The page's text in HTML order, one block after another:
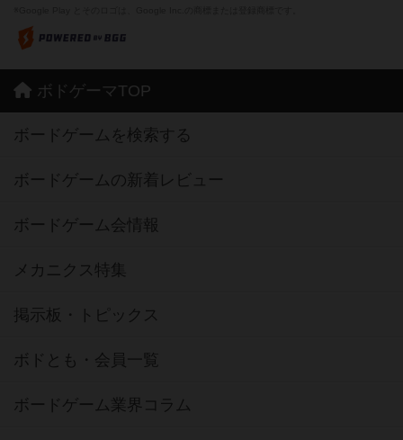
ボドゲーマTOP
ボードゲームを検索する
ボードゲームの新着レビュー
ボードゲーム会情報
メカニクス特集
掲示板・トピックス
ボドとも・会員一覧
ボードゲーム業界コラム